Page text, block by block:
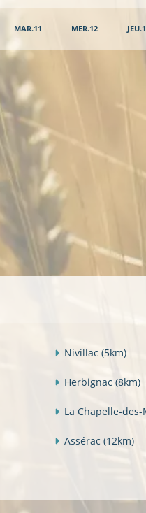
MAR.11 MER.12
Nivillac (5km)
Herbignac (8km)
La Chapelle-des-
Assérac (12km)